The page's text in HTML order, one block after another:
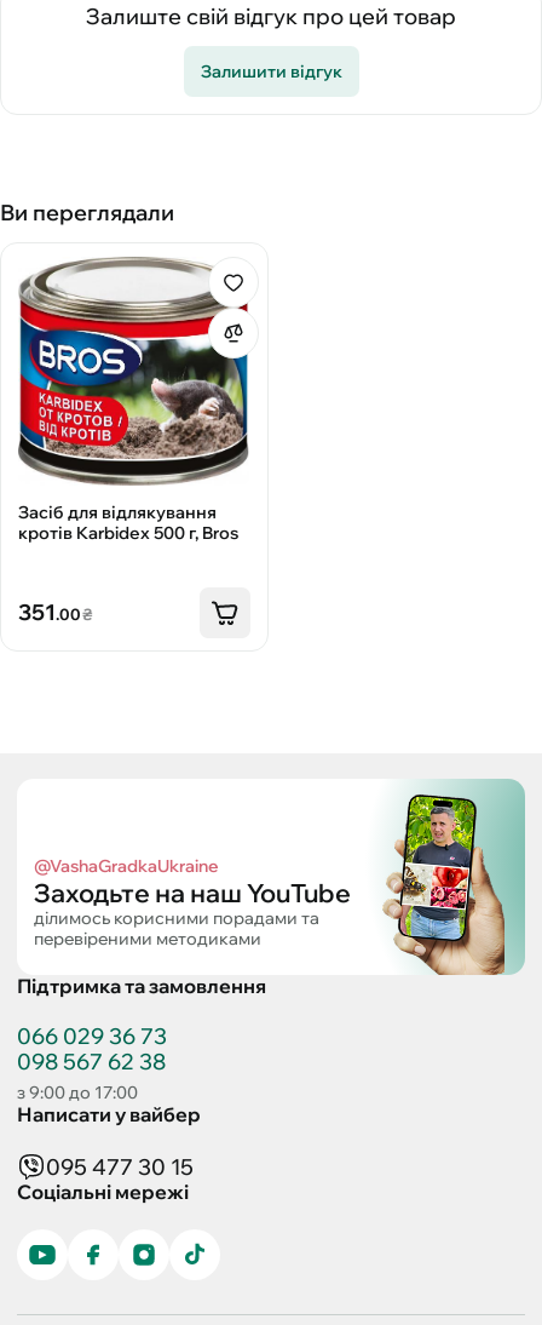
Залиште свій відгук про цей товар
Залишити відгук
Ви переглядали
Засіб для відлякування
кротів Karbidex 500 г, Bros
351.00₴
@VashaGradkaUkraine
Заходьте на наш YouTube
ділимось корисними порадами та
перевіреними методиками
Підтримка та замовлення
066 029 36 73
098 567 62 38
з 9:00 до 17:00
Написати у вайбер
095 477 30 15
Соціальні мережі